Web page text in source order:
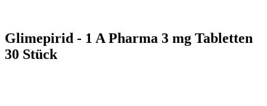
Glimepirid - 1 A Pharma 3 mg Tabletten
30 Stück